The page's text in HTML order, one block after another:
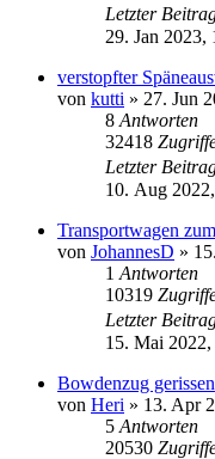
Letzter
29. Jan 2023,
verstopfter
von kutti » 27. Jun
8 Antworten
32418
Letzter
10. Aug
Transportwagen
von JohannesD »
1 Antworten
10319
Letzter
15. Mai
Bowdenzug gerissen
von Heri » 13. Apr
5 Antworten
20530